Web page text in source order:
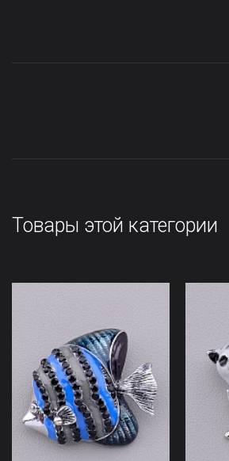
Товары этой категории